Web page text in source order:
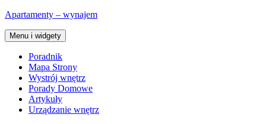
Przejdź
treści
Apartamenty – wynajem
Menu i widgety
Poradnik
Mapa Strony
Wystrój wnętrz
Porady Domowe
Artykuły
Urządzanie wnętrz